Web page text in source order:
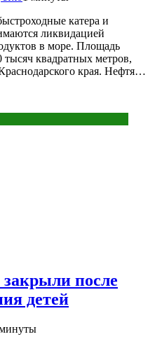
катера и
ликвидацией
в море. Площадь
тысяч квадратных метров,
края. Нефтя…
после
детей